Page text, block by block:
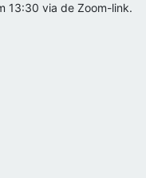
13:30 via de Zoom-link.